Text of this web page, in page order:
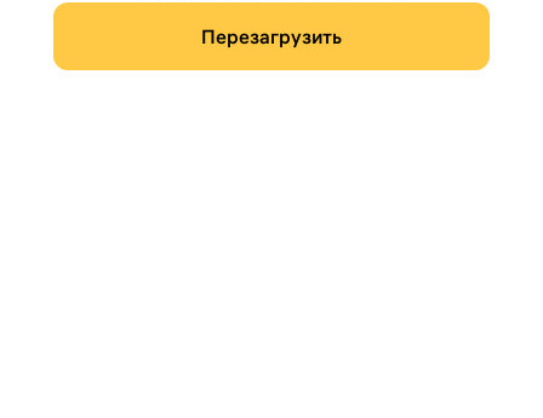
Перезагрузить